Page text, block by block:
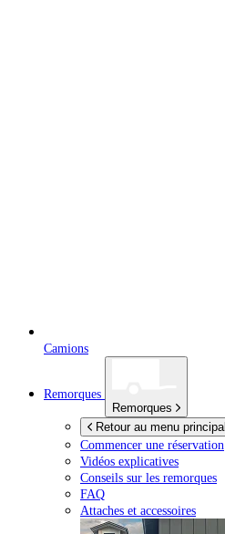
Camions
Remorques
Remorques
Retour au menu principal
Commencer une réservation
Vidéos explicatives
Conseils sur les remorques
FAQ
Attaches et accessoires